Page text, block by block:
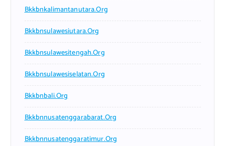
Bkkbnkalimantanutara.org
Bkkbnsulawesiutara.org
Bkkbnsulawesitengah.org
Bkkbnsulawesiselatan.org
Bkkbnbali.org
Bkkbnnusatenggarabarat.org
Bkkbnnusatenggaratimur.org